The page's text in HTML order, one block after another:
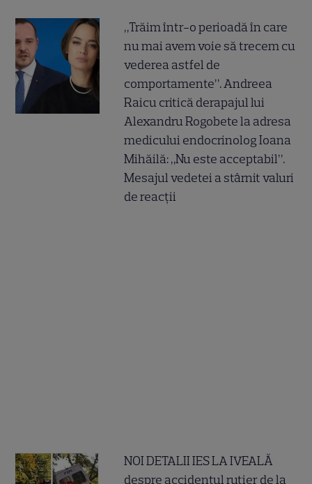
„Trăim într-o perioadă în care
nu mai avem voie să trecem cu
vederea astfel de
comportamente”. Andreea
Raicu critică derapajul lui
Alexandru Rogobete la adresa
medicului endocrinolog Ioana
Mihăilă: „Nu este acceptabil”.
Mesajul vedetei a stârnit valuri
de reacții
NOI DETALII IES LA IVEALĂ
despre accidentul rutier de la